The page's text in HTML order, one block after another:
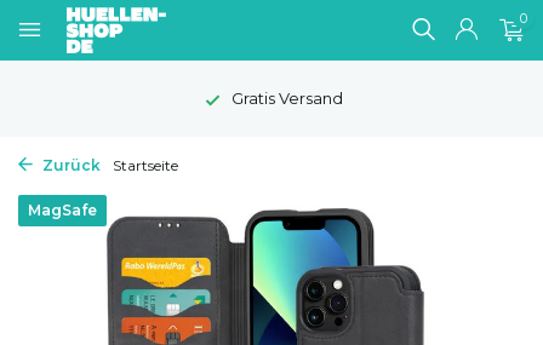
0
Gratis Versand
Zurück Startseite
MagSafe